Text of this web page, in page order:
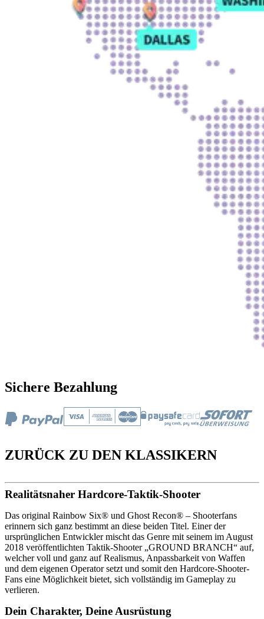
Sichere Bezahlung
ZURÜCK ZU DEN KLASSIKERN
Realitätsnaher Hardcore-Taktik-Shooter
Das original Rainbow Six® und Ghost Recon® – Shooterfans
erinnern sich ganz bestimmt an diese beiden Titel. Einer der
ursprünglichen Entwickler mischt das Genre mit seinem im August
2018 veröffentlichten Taktik-Shooter „GROUND BRANCH“ auf,
welcher voll und ganz auf Realismus, Anpassbarkeit von Waffen
und dem eigenen Operator setzt und somit den Hardcore-Shooter-
Fans eine Möglichkeit bietet, sich vollständig im Gameplay zu
verlieren.
Dein Charakter, Deine Ausrüstung